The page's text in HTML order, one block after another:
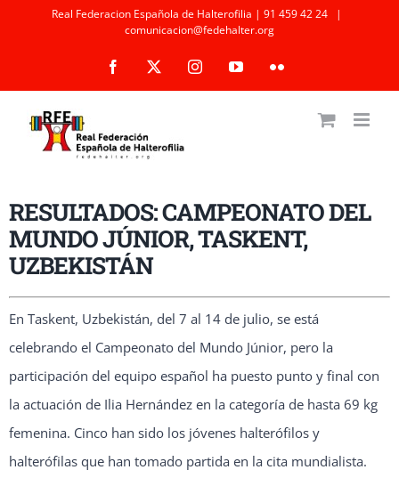
Real Federacion Española de Halterofilia | 91 459 42 24
|
comunicacion@fedehalter.org
Facebook InstagramYouTubeFlickr
RESULTADOS: CAMPEONATO DEL
MUNDO JÚNIOR, TASKENT,
UZBEKISTÁN
En Taskent, Uzbekistán, del 7 al 14 de julio, se está
celebrando el Campeonato del Mundo Júnior, pero la
participación del equipo español ha puesto punto y final con
la actuación de Ilia Hernández en la categoría de hasta 69 kg
femenina. Cinco han sido los jóvenes halterófilos y
halterófilas que han tomado partida en la cita mundialista.